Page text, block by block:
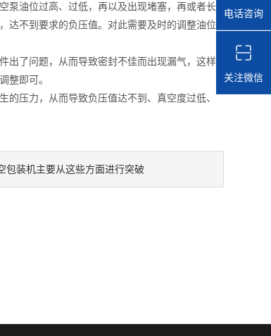
泵油位过高、过低，再以及出现堵塞，再或者长
达不到要求的负压值。对此需要及时的调整油位
了问题，从而导致密封不佳而出现漏气，这样
整即可。
压力，从而导致负压值达不到、真空度过低、
包装机主要从这些方面进行突破
电话咨询
关注微信